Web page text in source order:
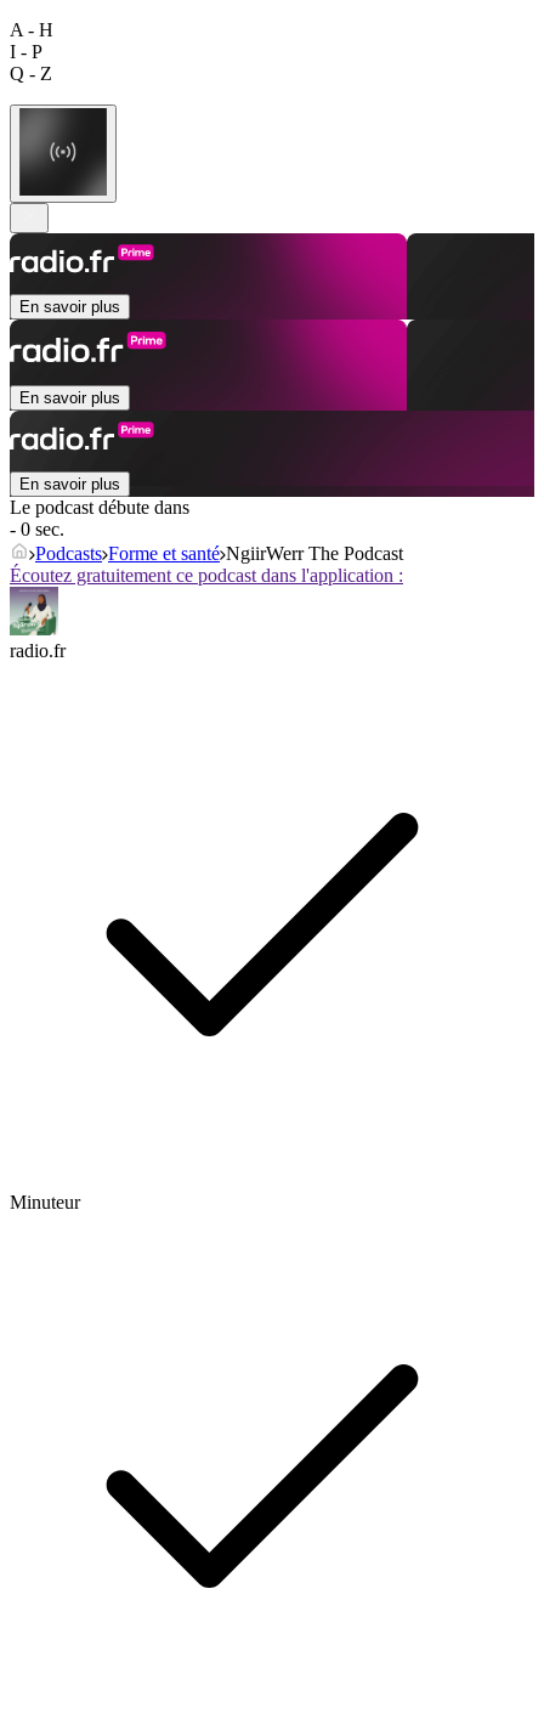
A - H
I - P
Q - Z
En savoir plus
En savoir plus
En savoir plus
Le podcast débute dans
- 0 sec.
Podcasts Forme et santé NgiirWerr The Podcast
Écoutez gratuitement ce podcast dans l'application :
radio.fr
Minuteur